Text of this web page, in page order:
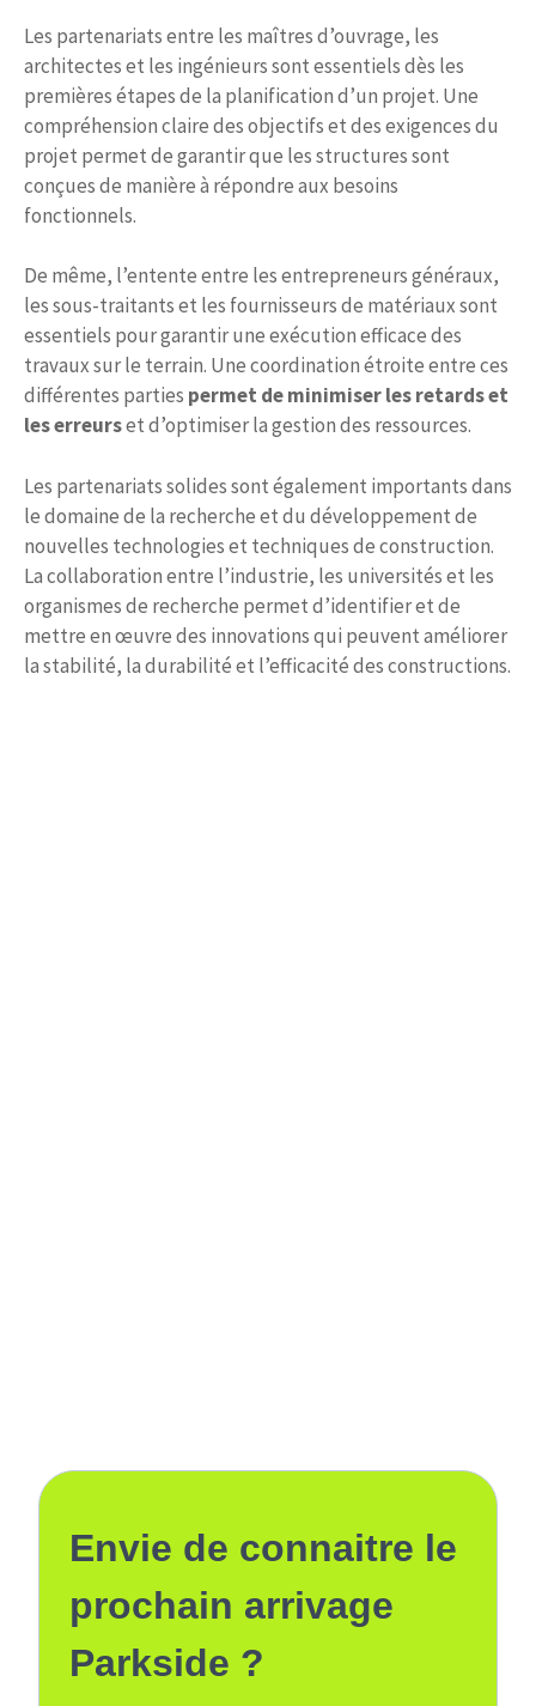
Les partenariats entre les maîtres d’ouvrage, les
architectes et les ingénieurs sont essentiels dès les
premières étapes de la planification d’un projet. Une
compréhension claire des objectifs et des exigences du
projet permet de garantir que les structures sont
conçues de manière à répondre aux besoins
fonctionnels.
De même, l’entente entre les entrepreneurs généraux,
les sous-traitants et les fournisseurs de matériaux sont
essentiels pour garantir une exécution efficace des
travaux sur le terrain. Une coordination étroite entre ces
différentes parties permet de minimiser les retards et
les erreurset d’optimiser la gestion des ressources.
Les partenariats solides sont également importants dans
le domaine de la recherche et du développement de
nouvelles technologies et techniques de construction.
La collaboration entre l’industrie, les universités et les
organismes de recherche permet d’identifier et de
mettre en œuvre des innovations qui peuvent améliorer
la stabilité, la durabilité et l’efficacité des constructions.
Envie de connaitre le
prochain arrivage
Parkside ?